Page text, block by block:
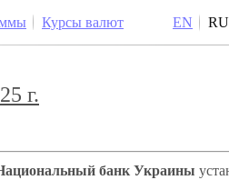
Курсы валют EN RU
г.
Национальный банк Украины